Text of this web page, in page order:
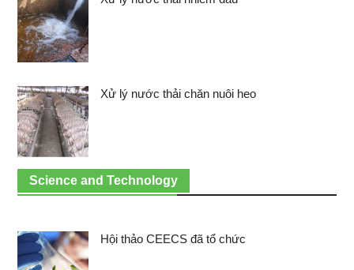
Xử lý nước thải chăn nuôi heo
Science and Technology
Hội thảo CEECS đã tổ chức